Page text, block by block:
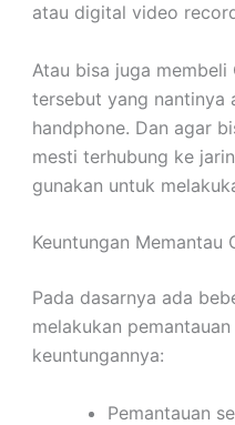
atau digital video
Atau bisa juga
tersebut yang nantinya
handphone. Dan agar
mesti terhubung ke
gunakan untuk
Keuntungan Memantau
Pada dasarnya ada
melakukan
keuntungannya:
Pemantauan